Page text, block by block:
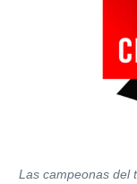
Las campeonas del